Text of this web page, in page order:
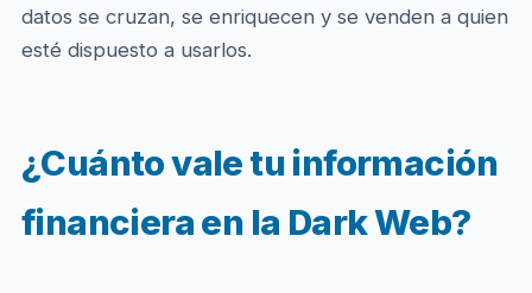
datos se cruzan, se enriquecen y se venden a quien
esté dispuesto a usarlos.
¿Cuánto vale tu información
financiera en la Dark Web?